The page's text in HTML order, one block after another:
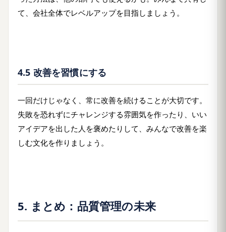
て、会社全体でレベルアップを目指しましょう。
4.5 改善を習慣にする
一回だけじゃなく、常に改善を続けることが大切です。
失敗を恐れずにチャレンジする雰囲気を作ったり、いい
アイデアを出した人を褒めたりして、みんなで改善を楽
しむ文化を作りましょう。
5. まとめ：品質管理の未来